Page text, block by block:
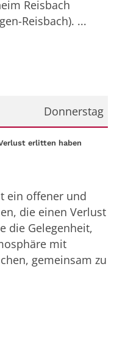
Reisbach
Reisbach). ...
Donnerstag
erlitten haben
ein offener und
die einen Verlust
die Gelegenheit,
mit
gemeinsam zu